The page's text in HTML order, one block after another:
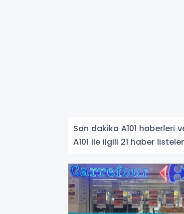
Son dakika A101 haberleri
A101 ile ilgili 21 haber